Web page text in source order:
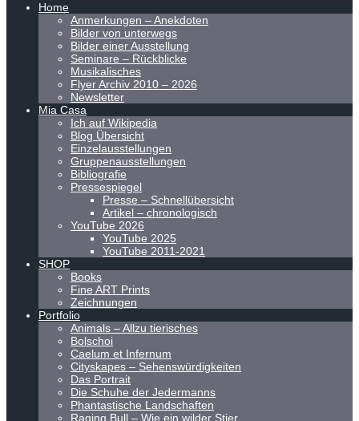
Home
Anmerkungen – Anekdoten
Bilder von unterwegs
Bilder einer Ausstellung
Seminare – Rückblicke
Musikalisches
Flyer Archiv 2010 – 2026
Newsletter
Mia Casa
Ich auf Wikipedia
Blog Übersicht
Einzelausstellungen
Gruppenausstellungen
Bibliografie
Pressespiegel
Presse – Schnellübersicht
Artikel – chronologisch
YouTube 2026
YouTube 2025
YouTube 2011-2021
SHOP
Books
Fine ART Prints
Zeichnungen
Portfolio
Animals – Allzu tierisches
Bolschoi
Caelum et Infernum
Cityskapes – Sehenswürdigkeiten
Das Portrait
Die Schuhe der Jedermanns
Phantastische Landschaften
Raging Bull – Wie ein wilder Stier